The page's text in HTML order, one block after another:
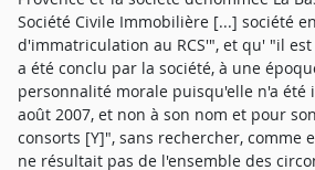
Société Civile Immobilière [...] société
d'immatriculation au RCS'", et qu' "il
a été conclu par la société, à une
personnalité morale puisqu'elle n'a été
août 2007, et non à son nom et pour
consorts [Y]", sans rechercher, comme
ne résultait pas de l'ensemble des